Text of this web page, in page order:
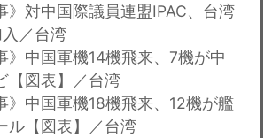
》対中国際議員連盟IPAC、台湾
／台湾
》中国軍機14機飛来、7機が中
【図表】／台湾
》中国軍機18機飛来、12機が艦
ル【図表】／台湾